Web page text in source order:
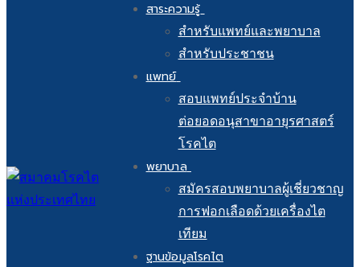
สาระความรู้
สำหรับแพทย์และพยาบาล
สำหรับประชาชน
แพทย์
สอบแพทย์ประจำบ้าน
ต่อยอดอนุสาขาอายุรศาสตร์
โรคไต
พยาบาล
สมัครสอบพยาบาลผู้เชี่ยวชาญ
การฟอกเลือดด้วยเครื่องไต
เทียม
ฐานข้อมูลโรคไต